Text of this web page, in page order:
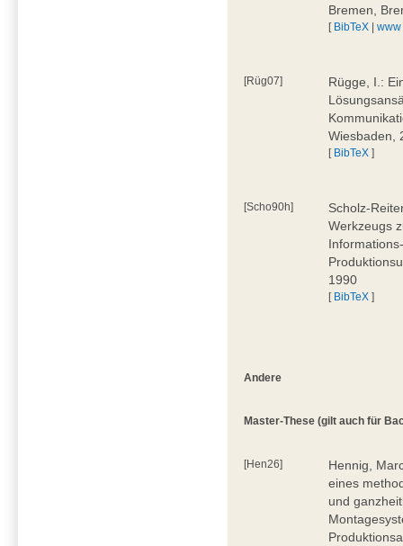
Bremen,
[ BibTeX |www
[Rüg07]
Rügge, I.:
Wiesbaden,
[ BibTeX ]
[Scho90h]
Scholz-
Werkzeugs
1990
[ BibTeX ]
Andere
Master-These (gilt auch für
[Hen26]
Hennig,
eines
und